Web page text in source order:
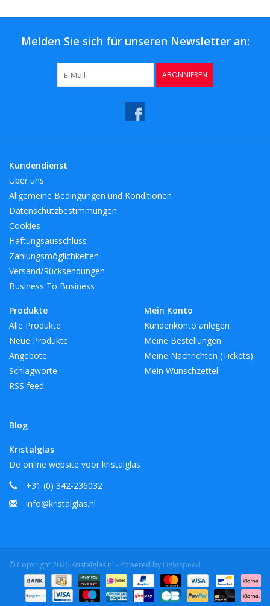
Melden Sie sich für unseren Newsletter an:
ABONNIEREN
Kundendienst
Über uns
Allgemeine Bedingungen und Konditionen
Datenschutzbestimmungen
Cookies
Haftungsausschluss
Zahlungsmöglichkeiten
Versand/Rücksendungen
Business To Business
Produkte
Alle Produkte
Neue Produkte
Angebote
Schlagworte
RSS feed
Blog
Mein Konto
Kundenkonto anlegen
Meine Bestellungen
Meine Nachrichten (Tickets)
Mein Wunschzettel
Kristalglas
De online website voor kristalglas
+31 (0) 342-236032
info@kristalglas.nl
© Copyright 2026 Kristalglas.nl - Powered by Lightspeed